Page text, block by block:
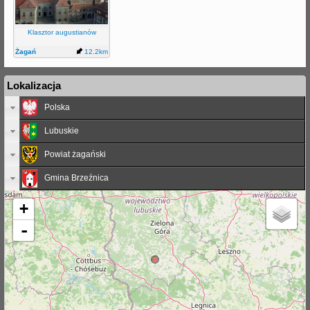
Klasztor augustianów
Żagań 12.2km
Lokalizacja
Polska
Lubuskie
Powiat żagański
Gmina Brzeźnica
+
-